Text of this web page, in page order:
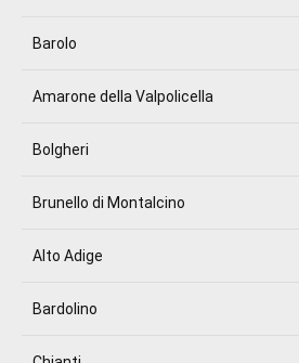
Barolo
Amarone della Valpolicella
Bolgheri
Brunello di Montalcino
Alto Adige
Bardolino